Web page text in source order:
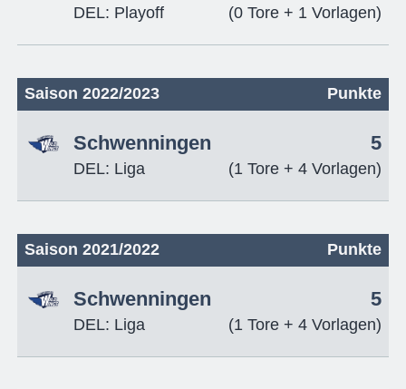
DEL: Playoff (0 Tore + 1 Vorlagen)
Saison 2022/2023 Punkte
Schwenningen
DEL: Liga
5
(1 Tore + 4 Vorlagen)
Saison 2021/2022 Punkte
Schwenningen
DEL: Liga
5
(1 Tore + 4 Vorlagen)